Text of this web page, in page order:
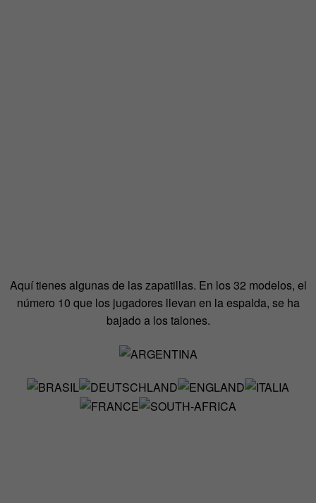
Aquí tienes algunas de las zapatillas. En los 32 modelos, el
número 10 que los jugadores llevan en la espalda, se ha
bajado a los talones.